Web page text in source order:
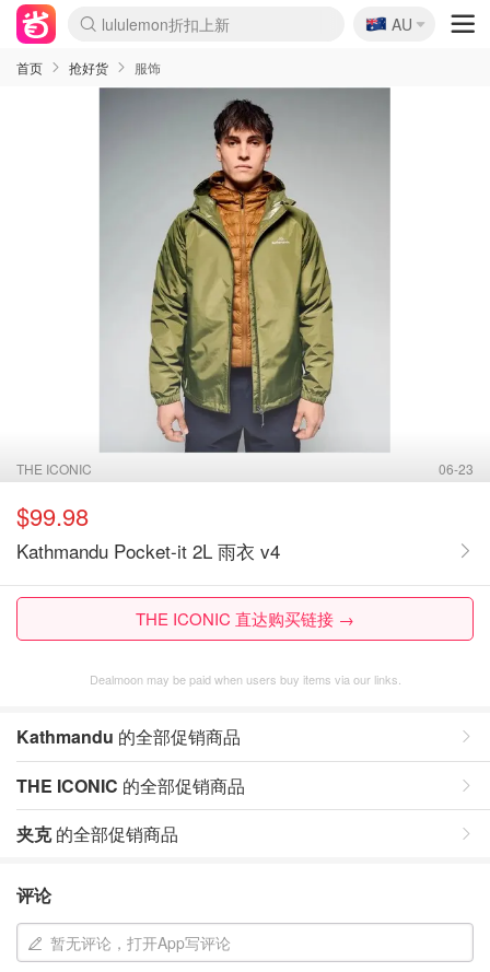
SSENSE年中3折
FreshBeauty好价汇总
Cettire降价+叠9折
WWS Coles超市实拍
viagogo二手票捡漏
Myer超级周末1折
The Outnet奢牌1折起
David Jones 3折起
Flannels大牌1折
Perfumes Club护肤1折
AMIRO返校季6.2折
Amazon折扣汇总
eToro入金$200送$50
Amazon数码好物
ICONIC本周7.5折
ThedoubleF高奢地板价
Moose Knuckles 6折
丝芙兰5折起
EUFY官网3.7折起
Selenichast首饰2折
Trip机票酒店促销
YSL送5件彩妆礼
Amazon家居好物
Amazon美妆护肤
雅漾大喷$8
过敏原检测盒$33
伊索独家赠50ml沐浴露
科颜氏清仓3折
SEALIFE海洋馆门票6折
丝塔芙大白罐$16
订阅Newsletter送香薰
Cult Beauty 6.8折
Harrods圣诞日历2.3折
LN-CC奢牌私促3折
d'Alba空姐喷雾$16
EVE LOM套装逆天2折
Bernardelli独家4折
Adore Beauty 6折起
CT圣诞日历
Mytheresa奢品2.7折
Luxury Escapes 9折
Currentbody美容仪9折
MOON Garden Live
Roborock扫地机3.7折
Tingo Life水杯$24
Valentino官网5折
CR洗发护发6.3折
修丽可套装7.4折
Myer彩妆2件7折
GANNI官网4.5折
Stylevana韩妆4折
Tessabit高奢8.5折
OGX洗护4折
Amazon阿德莱德次日达
卡诗8.5折+赠礼
Philips Hue灯具8折
🇦🇺
AU
首页 抢好货 服饰
THE ICONIC 06-23
$99.98
Kathmandu Pocket-it 2L 雨衣 v4
THE ICONIC 直达购买链接 →
Dealmoon may be paid when users buy items via our links.
Kathmandu 的全部促销商品
THE ICONIC 的全部促销商品
夹克的全部促销商品
评论
暂无评论，打开App写评论